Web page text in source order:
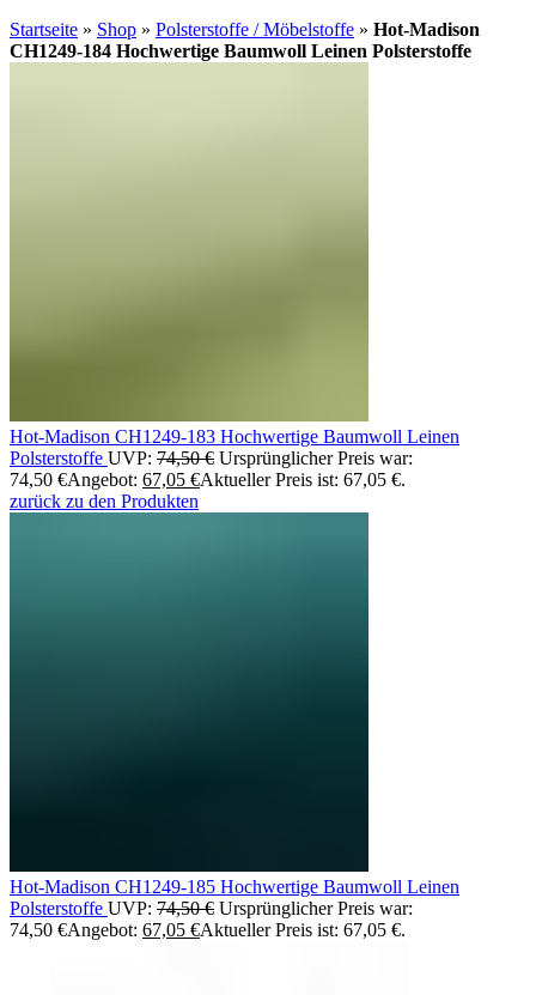
Startseite » Shop » Polsterstoffe / Möbelstoffe » Hot-Madison
CH1249-184 Hochwertige Baumwoll Leinen Polsterstoffe
Hot-Madison CH1249-183 Hochwertige Baumwoll Leinen
Polsterstoffe UVP: 74,50€ Ursprünglicher Preis war:
74,50 €Angebot: 67,05 €Aktueller Preis ist: 67,05 €.
zurück zu den Produkten
Hot-Madison CH1249-185 Hochwertige Baumwoll Leinen
Polsterstoffe UVP: 74,50€ Ursprünglicher Preis war:
74,50 €Angebot: 67,05 €Aktueller Preis ist: 67,05 €.